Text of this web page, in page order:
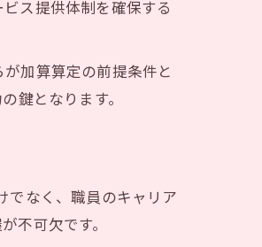
ス提供体制を確保する
加算算定の前提条件と
鍵となります。
でなく、職員のキャリア
不可欠です。